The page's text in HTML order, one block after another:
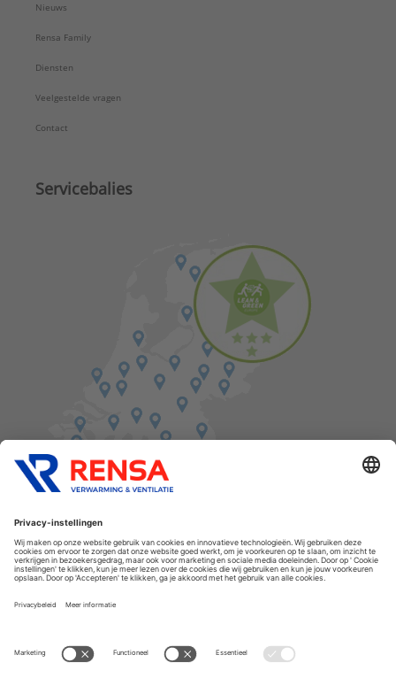
Nieuws
Rensa Family
Diensten
Veelgestelde vragen
Contact
Servicebalies
Cookies
Privacyverklaring
Disclaimer